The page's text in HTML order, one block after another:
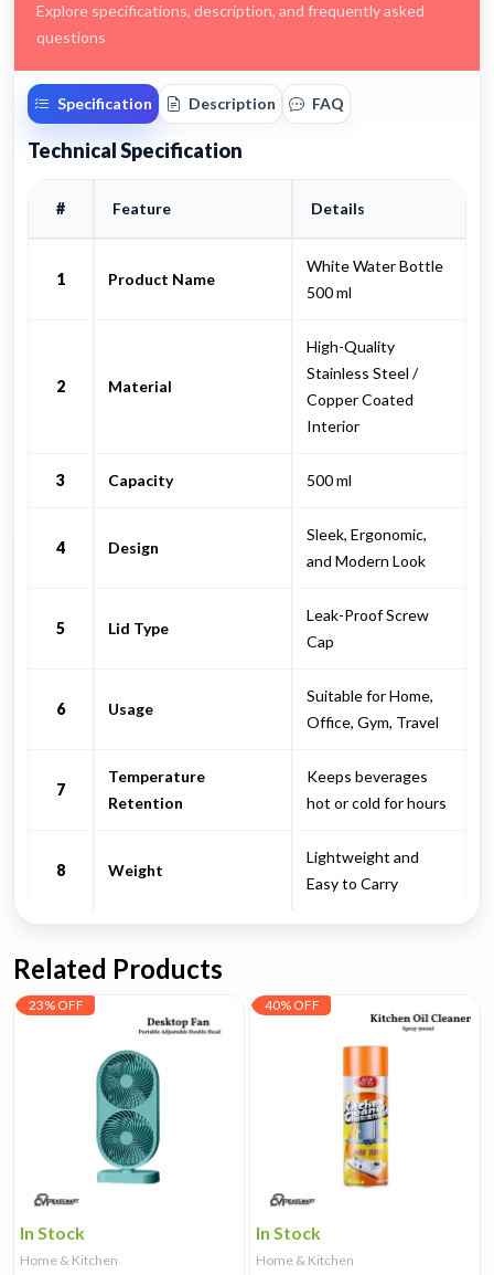
Explore specifications, description, and frequently asked
questions
Specification Description FAQ
Technical Specification
# Feature Details
1 Product Name
White Water Bottle
500 ml
2 Material
High-Quality
Stainless Steel /
Copper Coated
Interior
3 Capacity 500 ml
4 Design
Sleek, Ergonomic,
and Modern Look
5 Lid Type
Leak-Proof Screw
Cap
6 Usage
Suitable for Home,
Office, Gym, Travel
7
Temperature
Retention
Keeps beverages
hot or cold for hours
8 Weight
Lightweight and
Easy to Carry
Related Products
23% OFF
In Stock
Home & Kitchen
40% OFF
In Stock
Home & Kitchen